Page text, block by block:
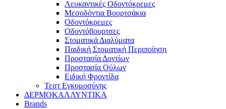
Λευκαντικές Οδοντόκρεμες
Μεσοδόντια Βουρτσάκια
Οδοντόκρεμες
Οδοντόβουρτσες
Στοματικά Διαλύματα
Παιδική Στοματική Περιποίηση
Προστασία Δοντίων
Προστασία Ούλων
Ειδική Φροντίδα
Τεστ Εγκυμοσύνης
ΔΕΡΜΟΚΑΛΛΥΝΤΙΚΑ
Brands